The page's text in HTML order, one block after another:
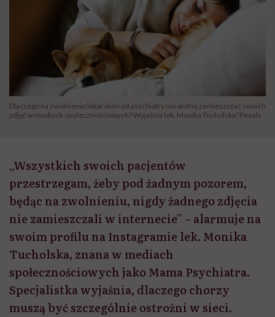
Dlaczego na zwolnieniu lekarskim od psychiatry nie wolno zamieszczać swoich
zdjęć w mediach społecznościowych? Wyjaśnia lek. Monika Tucholska/ Pexels
„Wszystkich swoich pacjentów
przestrzegam, żeby pod żadnym pozorem,
będąc na zwolnieniu, nigdy żadnego zdjęcia
nie zamieszczali w internecie” – alarmuje na
swoim profilu na Instagramie lek. Monika
Tucholska, znana w mediach
społecznościowych jako Mama Psychiatra.
Specjalistka wyjaśnia, dlaczego chorzy
muszą być szczególnie ostrożni w sieci.